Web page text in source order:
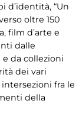
d’identità, “Un
oltre 150
film d’arte e
dalle
da collezioni
dei vari
fra le
della